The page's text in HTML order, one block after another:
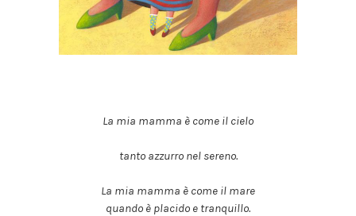
La mia mamma è come il cielo
tanto azzurro nel sereno.
La mia mamma è come il mare
quando è placido e tranquillo.